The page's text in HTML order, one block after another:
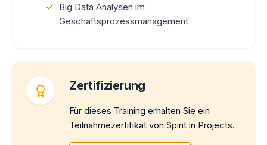
Big Data Analysen im
Geschäftsprozessmanagement
Zertifizierung
Für dieses Training erhalten Sie ein
Teilnahmezertifikat von Spirit in Projects.